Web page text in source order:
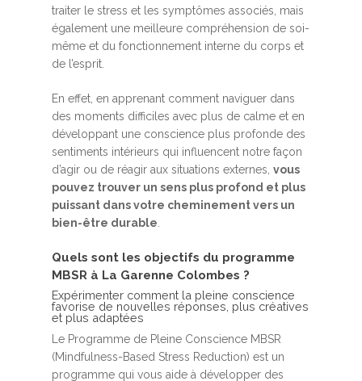
traiter le stress et les symptômes associés, mais
également une meilleure compréhension de soi-
même et du fonctionnement interne du corps et
de l’esprit.
En effet, en apprenant comment naviguer dans
des moments difficiles avec plus de calme et en
développant une conscience plus profonde des
sentiments intérieurs qui influencent notre façon
d’agir ou de réagir aux situations externes, vous
pouvez trouver un sens plus profond et plus
puissant dans votre cheminement vers un
bien-être durable
Quels sont les objectifs du programme
MBSR à La Garenne Colombes ?
Expérimenter comment la pleine conscience
favorise de nouvelles réponses, plus créatives
et plus adaptées
Le Programme de Pleine Conscience MBSR
(Mindfulness-Based Stress Reduction) est un
programme qui vous aide à développer des